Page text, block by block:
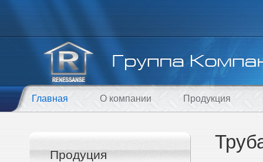
Главная О компании Продукция
Продуция